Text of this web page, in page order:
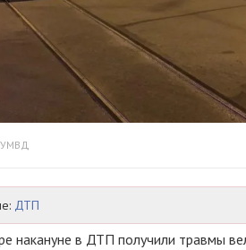
ДТП
накануне в ДТП получили травмы